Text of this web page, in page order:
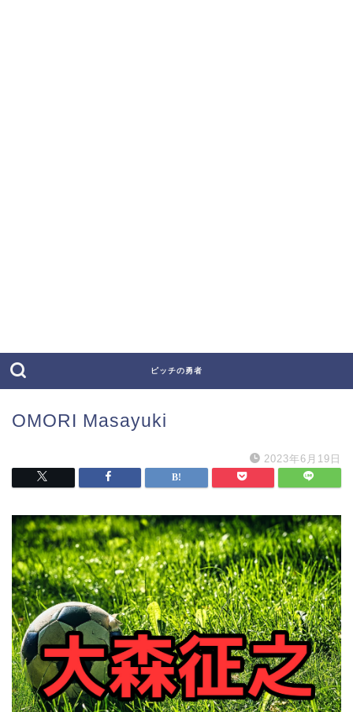
ピッチの勇者
OMORI Masayuki
2023年6月19日